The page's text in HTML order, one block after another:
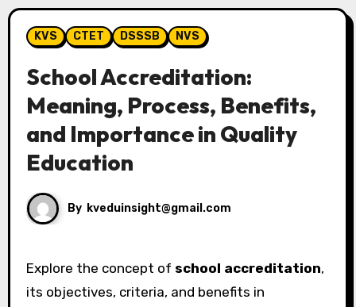
KVS CTET DSSSB NVS
School Accreditation:
Meaning, Process, Benefits,
and Importance in Quality
Education
By kveduinsight@gmail.com
Explore the concept of school accreditation,
its objectives, criteria, and benefits in